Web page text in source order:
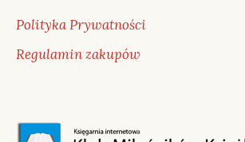
Polityka Prywatności
Regulamin zakupów